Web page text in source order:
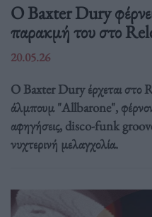
Ο Baxter Dury
παρακμή του στο
20.05.26
Ο Baxter Dury έρχεται στο
άλμπουμ "Allbarone",
αφηγήσεις, disco-funk
νυχτερινή μελαγχολία.